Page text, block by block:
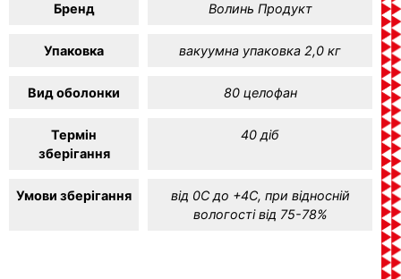
Бренд Волинь Продукт
Упаковка вакуумна упаковка 2,0 кг
Вид оболонки 80 целофан
Термін
зберігання
40 діб
Умови зберігання
від 0С до +4С, при відносній
вологості від 75-78%